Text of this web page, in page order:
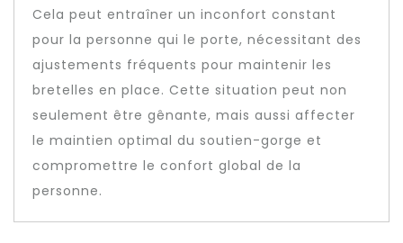
Cela peut entraîner un inconfort constant
pour la personne qui le porte, nécessitant des
ajustements fréquents pour maintenir les
bretelles en place. Cette situation peut non
seulement être gênante, mais aussi affecter
le maintien optimal du soutien-gorge et
compromettre le confort global de la
personne.